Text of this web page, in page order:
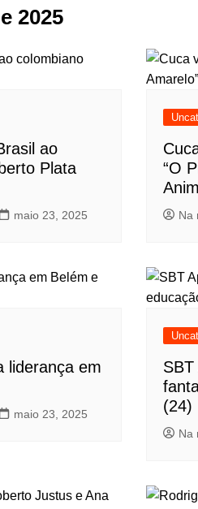
2025
ao
Plata
maio 23, 2025
“O
Na
liderança em
maio 23, 2025
(24)
Na